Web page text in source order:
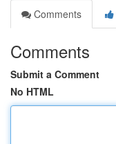
Comments
Comments
Submit a Comment
No HTML